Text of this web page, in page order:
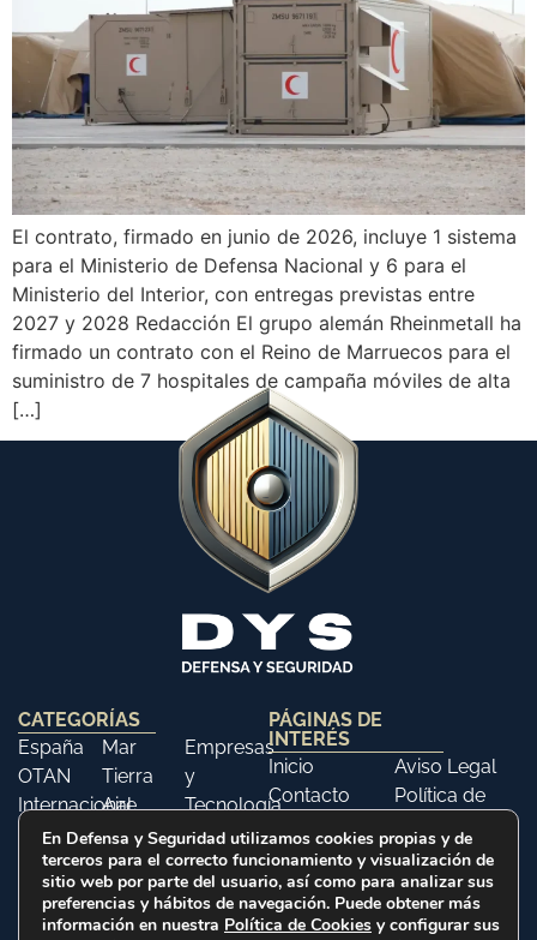
El contrato, firmado en junio de 2026, incluye 1 sistema
para el Ministerio de Defensa Nacional y 6 para el
Ministerio del Interior, con entregas previstas entre
2027 y 2028 Redacción El grupo alemán Rheinmetall ha
firmado un contrato con el Reino de Marruecos para el
suministro de 7 hospitales de campaña móviles de alta
[…]
CATEGORÍAS
España
OTAN
Internacional
Opinión
Mar
Tierra
Aire
Libros
Empresas
y
Tecnología
Ferias y
Eventos
Historia
PÁGINAS DE
INTERÉS
Inicio
Contacto
Aviso Legal
Política de
Política de
Cookies
En Defensa y Seguridad utilizamos cookies propias y de
terceros para el correcto funcionamiento y visualización de
sitio web por parte del usuario, así como para analizar sus
preferencias y hábitos de navegación. Puede obtener más
información en nuestra Política de Cookies y configurar sus